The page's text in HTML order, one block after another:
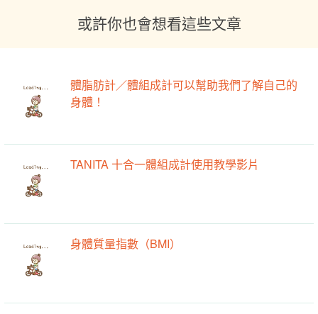
或許你也會想看這些文章
體脂肪計／體組成計可以幫助我們了解自己的
身體！
TANITA 十合一體組成計使用教學影片
身體質量指數（BMI）